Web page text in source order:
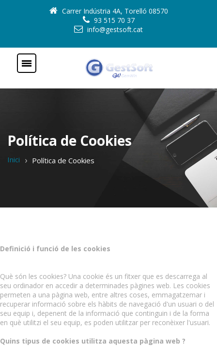
Carrer Indústria 4A, Torelló 08570
93 515 70 37
info@gestsoft.cat
Política de Cookies
Inici Política de Cookies
Definició i funció de les cookies
Què són les cookies? Una cookie és un fitxer que es descarrega al
seu ordinador en accedir a determinades pàgines web. Les cookies
permeten a una pàgina web, entre altres coses, emmagatzemar i
recuperar informació sobre els hàbits de navegació d'un usuari o del
seu equip i, depenent de la informació que continguin i de la forma
en què utilitzi el seu equip, es poden utilitzar per reconèixer l'usuari.
Quins tipus de cookies utilitza aquesta pàgina web ?